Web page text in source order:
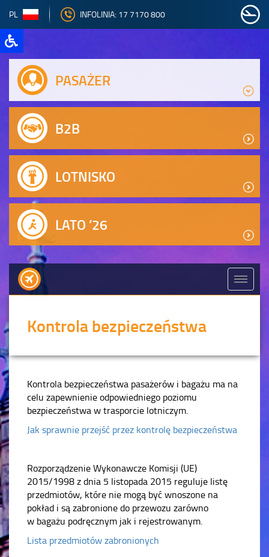
PL INFOLINIA: 17 7170 800
PASAŻER
B2B
LOTNISKO
LATO ’26
Kontrola bezpieczeństwa
Kontrola bezpieczeństwa pasażerów i bagażu ma na
celu zapewnienie odpowiedniego poziomu
bezpieczeństwa w trasporcie lotniczym.
Jak sprawnie przejść przez kontrolę bezpieczeństwa
Rozporządzenie Wykonawcze Komisji (UE)
2015/1998 z dnia 5 listopada 2015 reguluje listę
przedmiotów, które nie mogą być wnoszone na
pokład i są zabronione do przewozu zarówno
w bagażu podręcznym jak i rejestrowanym.
Lista przedmiotów zabronionych